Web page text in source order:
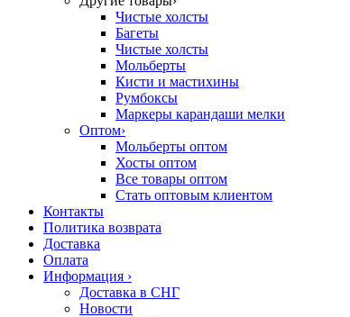
Чистые холсты
Багеты
Чистые холсты
Мольберты
Кисти и мастихины
Румбоксы
Маркеры карандаши мелки
Оптом›
Мольберты оптом
Хосты оптом
Все товары оптом
Стать оптовым клиентом
Контакты
Политика возврата
Доставка
Оплата
Информация ›
Доставка в СНГ
Новости